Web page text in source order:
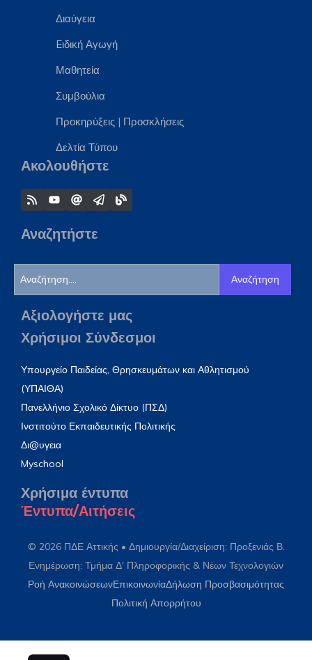
Διαύγεια
Eιδική Αγωγή
Μαθητεία
Συμβούλια
Προκηρύξεις | Προσκλήσεις
Δελτία Τύπου
Ακολουθήστε
Αναζητήστε
Αναζήτηση
Αξιολογήστε μας
Χρήσιμοι Σύνδεσμοι
Υπουργείο Παιδείας, Θρησκευμάτων και Αθλητισμού
(ΥΠΑΙΘΑ)
Πανελλήνιο Σχολικό Δίκτυο (ΠΣΔ)
Ινστιτούτο Εκπαιδευτικής Πολιτικής
Δι@υγεια
Myschool
Χρήσιμα έντυπα
Έντυπα/Αιτήσεις
© 2026 ΠΔΕ Αττικής • Δημιουργία/Διαχείριση: Προξενιάς Β.
Ενημέρωση: Τμήμα Δ' Πληροφορικής & Νέων Τεχνολογιών
Ροή ΑνακοινώσεωνΕπικοινωνίαΔήλωση Προσβασιμότητας
Πολιτική Απορρήτου